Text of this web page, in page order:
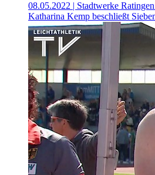
08.05.2022 | Stadtwerke
Katharina Kemp beschließt